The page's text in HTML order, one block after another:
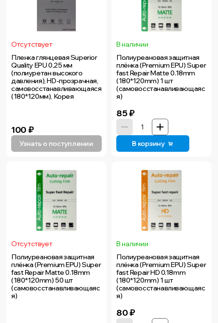
Отсутствует
Пленка глянцевая Superior
Quality EPU 0,25 мм
(полиуретан высокого
давления), HD-прозрачная,
самовосстанавливающаяся
(180*120мм), Корея
100₽
Узнать о поступлении
В наличии
Полиуреановая защитная
плёнка (Premium EPU) Super
fast Repair Matte 0.18mm
(180*120mm) 1 шт
(самовосстанавливающаяс
я)
85₽
В корзину
Отсутствует
Полиуреановая защитная
плёнка (Premium EPU) Super
fast Repair Matte 0.18mm
(180*120mm) 50 шт
(самовосстанавливающаяс
я)
В наличии
Полиуреановая защитная
плёнка (Premium EPU) Super
fast Repair HD 0.18mm
(180*120mm) 1 шт
(самовосстанавливающаяс
я)
80₽